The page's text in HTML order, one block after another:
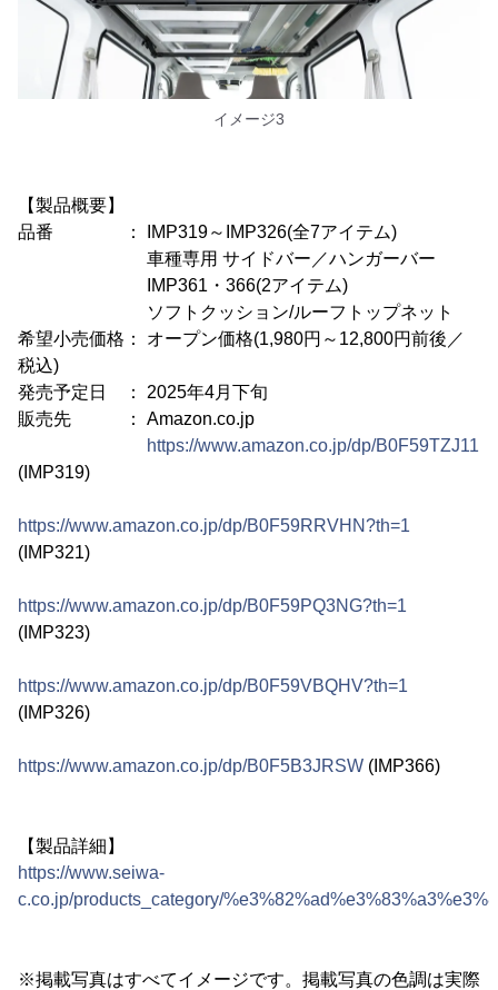
イメージ3
【製品概要】
品番 ： IMP319～IMP326(全7アイテム)
車種専用 サイドバー／ハンガーバー
IMP361・366(2アイテム)
ソフトクッション/ルーフトップネット
希望小売価格： オープン価格(1,980円～12,800円前後／
税込)
発売予定日 ： 2025年4月下旬
販売先 ： Amazon.co.jp
https://www.amazon.co.jp/dp/B0F59TZJ11
(IMP319)
https://www.amazon.co.jp/dp/B0F59RRVHN?th=1
(IMP321)
https://www.amazon.co.jp/dp/B0F59PQ3NG?th=1
(IMP323)
https://www.amazon.co.jp/dp/B0F59VBQHV?th=1
(IMP326)
https://www.amazon.co.jp/dp/B0F5B3JRSW (IMP366)
【製品詳細】
https://www.seiwa-
c.co.jp/products_category/
※掲載写真はすべてイメージです。掲載写真の色調は実際